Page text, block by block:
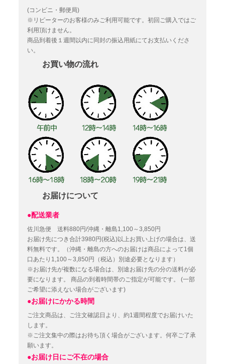
(コンビニ・郵便局)
※リピーターのお客様のみご利用可能です。初回ご購入ではご
利用頂けません。
商品到着後１週間以内に同封の振込用紙にてお支払いくださ
い。
お買い物の流れ
お届けについて
●配送業者
佐川急便 送料880円/沖縄・離島1,100～3,850円
お届け先につき合計3980円(税込)以上お買い上げの場合は、送
料無料です。（沖縄・離島の方へのお届けは商品によって1個
口あたり1,100～3,850円（税込）別途必要となります）
※お届け先が複数になる場合は、別途お届け先の分の送料が必
要になります。
商品の到着時間帯のご指定が可能です。
(一部
ご希望に添えない場合がございます)
●お届けにかかる時間
ご注文商品は、ご注文確認日より、約1週間程度でお届けいた
します。
※ご注文集中の際はお待ち頂く場合がございます。何卒ご了承
願います。
●お届け日にご不在の場合